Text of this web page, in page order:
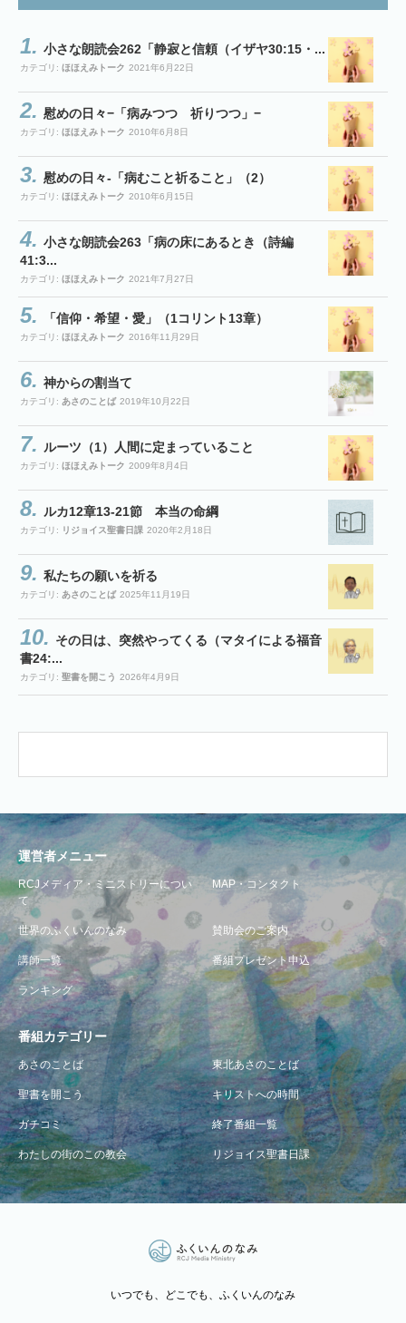
小さな朗読会262「静寂と信頼（イザヤ30:15・...
カテゴリ: ほほえみトーク 2021年6月22日
慰めの日々−「病みつつ 祈りつつ」−
カテゴリ: ほほえみトーク 2010年6月8日
慰めの日々-「病むこと祈ること」（2）
カテゴリ: ほほえみトーク 2010年6月15日
小さな朗読会263「病の床にあるとき（詩編
41:3...
カテゴリ: ほほえみトーク 2021年7月27日
「信仰・希望・愛」（1コリント13章）
カテゴリ: ほほえみトーク 2016年11月29日
神からの割当て
カテゴリ: あさのことば 2019年10月22日
ルーツ（1）人間に定まっていること
カテゴリ: ほほえみトーク 2009年8月4日
ルカ12章13-21節 本当の命綱
カテゴリ: リジョイス聖書日課 2020年2月18日
私たちの願いを祈る
カテゴリ: あさのことば 2025年11月19日
その日は、突然やってくる（マタイによる福音
書24:...
カテゴリ: 聖書を開こう 2026年4月9日
運営者メニュー
RCJメディア・ミニストリーについ
て
MAP・コンタクト
世界のふくいんのなみ 賛助会のご案内
講師一覧 番組プレゼント申込
ランキング
番組カテゴリー
あさのことば 東北あさのことば
聖書を開こう キリストへの時間
ガチコミ 終了番組一覧
わたしの街のこの教会 リジョイス聖書日課
いつでも、どこでも、ふくいんのなみ